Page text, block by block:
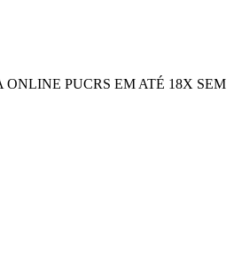
ONLINE PUCRS EM ATÉ 18X SEM